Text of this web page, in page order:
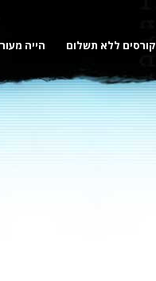
קורסים ללא תשלום הייה